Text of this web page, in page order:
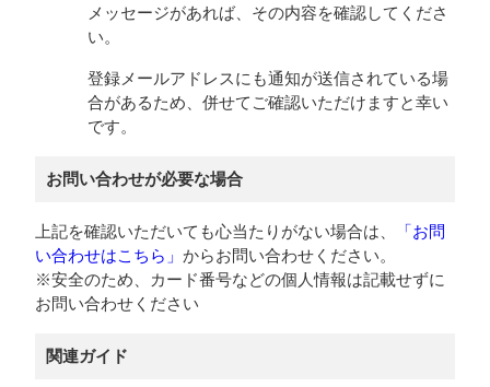
メッセージがあれば、その内容を確認してくださ
い。
登録メールアドレスにも通知が送信されている場
合があるため、併せてご確認いただけますと幸い
です。
お問い合わせが必要な場合
上記を確認いただいても心当たりがない場合は、
「お問
い合わせはこちら」 からお問い合わせください。
※安全のため、カード番号などの個人情報は記載せずに
お問い合わせください
関連ガイド